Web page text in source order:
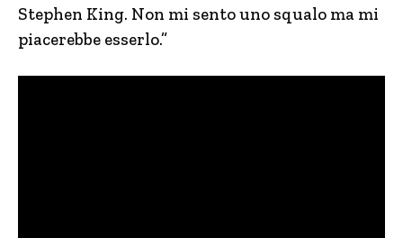
Stephen King. Non mi sento uno squalo ma mi
piacerebbe esserlo.”